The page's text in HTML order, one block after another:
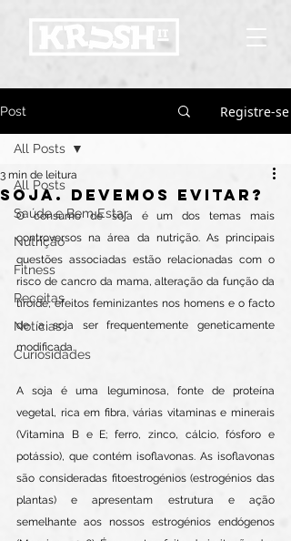
Post Registre-se
All Posts
Saúde e Bem Estar
Nutrição
Fitness
Receitas
Notícias
Curiosidades
All Posts
Soja. Devemos evitar?
3 min de leitura
O consumo de soja é um dos temas mais
controversos na área da nutrição. As principais
questões associadas estão relacionadas com o
risco de cancro da mama, alteração da função da
tiroide, efeitos feminizantes nos homens e o facto
de a soja ser frequentemente geneticamente
modificada.
A soja é uma leguminosa, fonte de proteína
vegetal, rica em fibra, várias vitaminas e minerais
(Vitamina B e E; ferro, zinco, cálcio, fósforo e
potássio), que contém isoflavonas. As isoflavonas
são consideradas fitoestrogénios (estrogénios das
plantas) e apresentam estrutura e ação
semelhante aos nossos estrogénios endógenos